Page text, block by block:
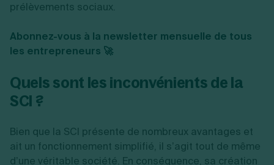
prélèvements sociaux.
Abonnez-vous à la newsletter mensuelle de tous
les entrepreneurs 🚀
Quels sont les inconvénients de la
SCI ?
Bien que la SCI présente de nombreux avantages et
ait un fonctionnement simplifié, il s’agit tout de même
d’une véritable société. En conséquence, sa création